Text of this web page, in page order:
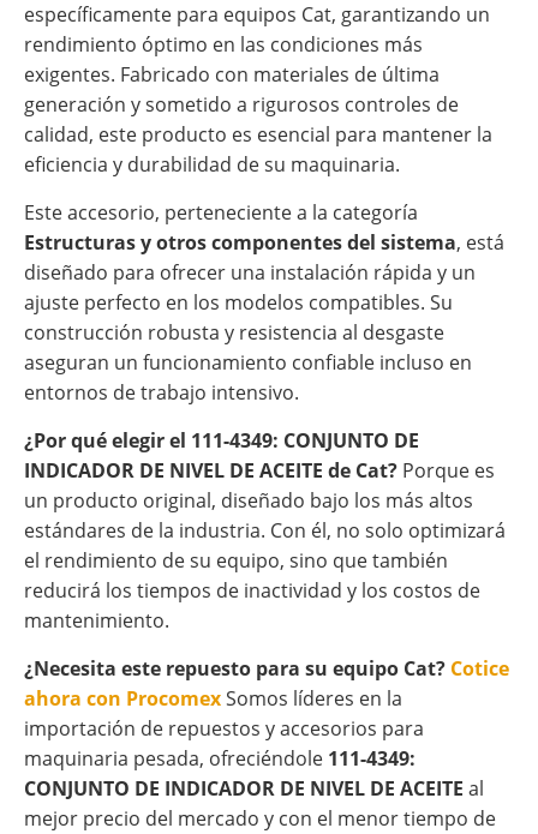
específicamente para equipos Cat, garantizando un
rendimiento óptimo en las condiciones más
exigentes. Fabricado con materiales de última
generación y sometido a rigurosos controles de
calidad, este producto es esencial para mantener la
eficiencia y durabilidad de su maquinaria.
Este accesorio, perteneciente a la categoría
Estructuras y otros componentes del sistema, está
diseñado para ofrecer una instalación rápida y un
ajuste perfecto en los modelos compatibles. Su
construcción robusta y resistencia al desgaste
aseguran un funcionamiento confiable incluso en
entornos de trabajo intensivo.
¿Por qué elegir el 111-4349: CONJUNTO DE
INDICADOR DE NIVEL DE ACEITE de Cat? Porque es
un producto original, diseñado bajo los más altos
estándares de la industria. Con él, no solo optimizará
el rendimiento de su equipo, sino que también
reducirá los tiempos de inactividad y los costos de
mantenimiento.
¿Necesita este repuesto para su equipo Cat? Cotice
ahora con ProcomexSomos líderes en la
importación de repuestos y accesorios para
maquinaria pesada, ofreciéndole 111-4349:
CONJUNTO DE INDICADOR DE NIVEL DE ACEITE al
mejor precio del mercado y con el menor tiempo de